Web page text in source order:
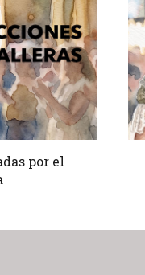
por el